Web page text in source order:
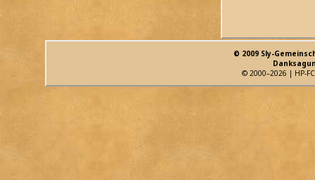
© 2009 Sly-
© 2000–2026 | HP-